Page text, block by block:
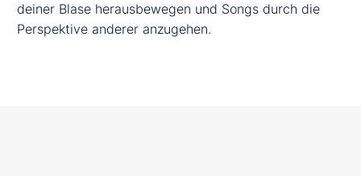
deiner Blase herausbewegen und Songs durch die
Perspektive anderer anzugehen.